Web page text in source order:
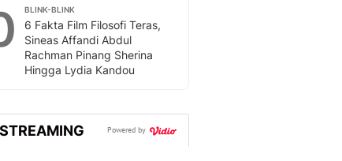
BLINK-BLINK
6 Fakta Film Filosofi Teras,
Sineas Affandi Abdul
Rachman Pinang Sherina
Hingga Lydia Kandou
Powered by